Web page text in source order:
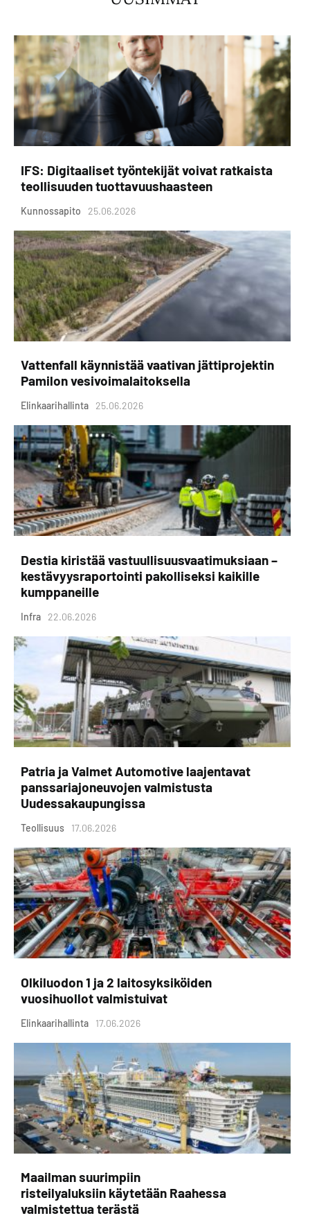
IFS: Digitaaliset työntekijät voivat ratkaista
teollisuuden tuottavuushaasteen
Kunnossapito 25.06.2026
Vattenfall käynnistää vaativan jättiprojektin
Pamilon vesivoimalaitoksella
Elinkaarihallinta 25.06.2026
Destia kiristää vastuullisuusvaatimuksiaan –
kestävyysraportointi pakolliseksi kaikille
kumppaneille
Infra 22.06.2026
Patria ja Valmet Automotive laajentavat
panssariajoneuvojen valmistusta
Uudessakaupungissa
Teollisuus 17.06.2026
Olkiluodon 1 ja 2 laitosyksiköiden
vuosihuollot valmistuivat
Elinkaarihallinta 17.06.2026
Maailman suurimpiin
risteilyaluksiin käytetään Raahessa
valmistettua terästä